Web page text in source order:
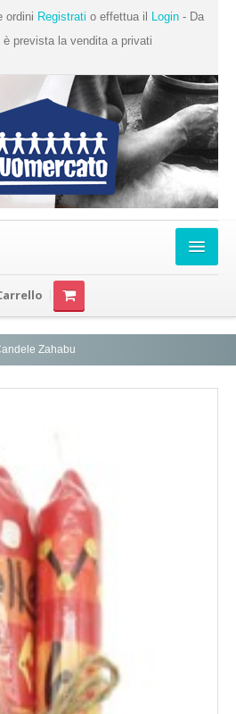
ordini Registrati o effettua il Login- Da
prevista la vendita a privati
Zahabu